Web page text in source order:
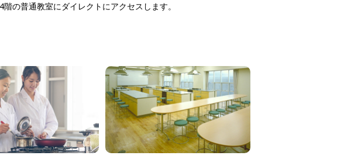
の普通教室にダイレクトにアクセスします。